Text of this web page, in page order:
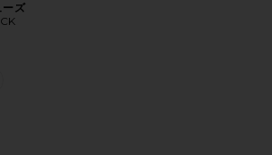
ズ
BOSTON スニーカー